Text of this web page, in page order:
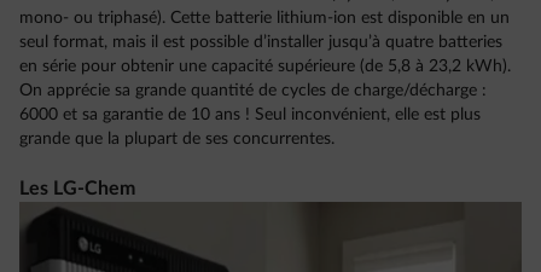
mono- ou triphasé). Cette batterie lithium-ion est disponible en un
seul format, mais il est possible d’installer jusqu’à quatre batteries
en série pour obtenir une capacité supérieure (de 5,8 à 23,2 kWh).
On apprécie sa grande quantité de cycles de charge/décharge :
6000 et sa garantie de 10 ans ! Seul inconvénient, elle est plus
grande que la plupart de ses concurrentes.
Les LG-Chem